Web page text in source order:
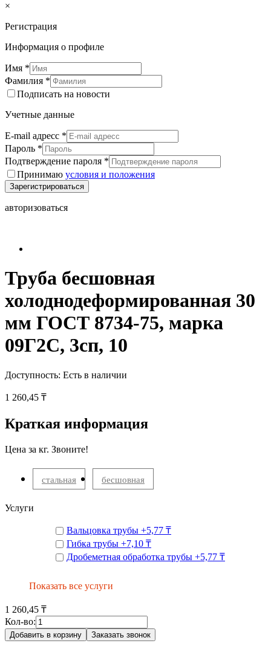
×
Регистрация
Информация о профиле
Имя *
Фамилия *
Подписать на новости
Учетные данные
E-mail адресс *
Пароль *
Подтверждение пароля *
Принимаю условия и положения
Зарегистрироваться
авторизоваться
Труба бесшовная
холоднодеформированная 30
мм ГОСТ 8734-75, марка
09Г2С, 3сп, 10
Доступность: Есть в наличии
1 260,45 ₸
Краткая информация
Цена за кг. Звоните!
стальная бесшовная
Услуги
Вальцовка трубы +5,77 ₸
Гибка трубы +7,10 ₸
Дробеметная обработка трубы +5,77 ₸
Показать все услуги
1 260,45 ₸
Кол-во:
Добавить в корзину Заказать звонок